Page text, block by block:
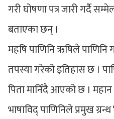
गरी घोषणा पत्र जारी गर्दै
बताएका छन् ।
महषि पाणिनि ऋषिले पाणिनि
तपस्या गरेको इतिहास छ ।
पिता मानिँदै आएको छ ।
भाषाविद् पाणिनिले प्रमुख